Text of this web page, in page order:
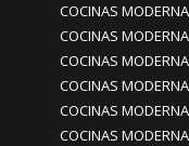
COCINAS
COCINAS
COCINAS
COCINAS
COCINAS
COCINAS